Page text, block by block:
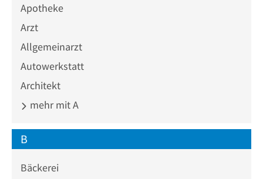
Apotheke
Arzt
Allgemeinarzt
Autowerkstatt
Architekt
mehr mit A
B
Bäckerei